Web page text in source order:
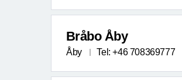
Bråbo Åby
Åby Tel: +46 708369777